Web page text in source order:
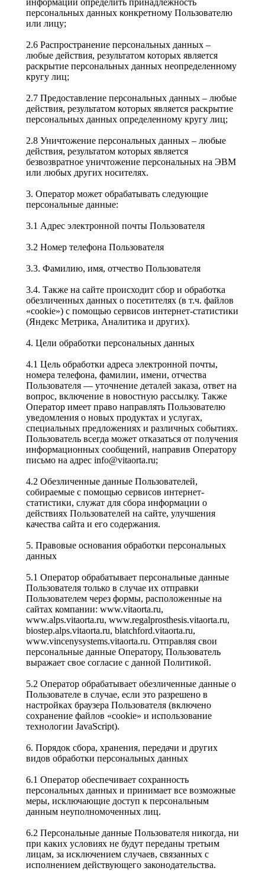
информации определить принадлежность
персональных данных конкретному Пользователю
или лицу;
2.6 Распространение персональных данных –
любые действия, результатом которых является
раскрытие персональных данных неопределенному
кругу лиц;
2.7 Предоставление персональных данных – любые
действия, результатом которых является раскрытие
персональных данных определенному кругу лиц;
2.8 Уничтожение персональных данных – любые
действия, результатом которых является
безвозвратное уничтожение персональных на ЭВМ
или любых других носителях.
3. Оператор может обрабатывать следующие
персональные данные:
3.1 Адрес электронной почты Пользователя
3.2 Номер телефона Пользователя
3.3. Фамилию, имя, отчество Пользователя
3.4. Также на сайте происходит сбор и обработка
обезличенных данных о посетителях (в т.ч. файлов
«cookie») с помощью сервисов интернет-статистики
(Яндекс Метрика, Аналитика и других).
4. Цели обработки персональных данных
4.1 Цель обработки адреса электронной почты,
номера телефона, фамилии, имени, отчества
Пользователя — уточнение деталей заказа, ответ на
вопрос, включение в новостную рассылку. Также
Оператор имеет право направлять Пользователю
уведомления о новых продуктах и услугах,
специальных предложениях и различных событиях.
Пользователь всегда может отказаться от получения
информационных сообщений, направив Оператору
письмо на адрес info@vitaorta.ru;
4.2 Обезличенные данные Пользователей,
собираемые с помощью сервисов интернет-
статистики, служат для сбора информации о
действиях Пользователей на сайте, улучшения
качества сайта и его содержания.
5. Правовые основания обработки персональных
данных
5.1 Оператор обрабатывает персональные данные
Пользователя только в случае их отправки
Пользователем через формы, расположенные на
сайтах компании: www.vitaorta.ru,
www.alps.vitaorta.ru, www.regalprosthesis.vitaorta.ru,
biostep.alps.vitaorta.ru, blatchford.vitaorta.ru,
www.vincenysystems.vitaorta.ru. Отправляя свои
персональные данные Оператору, Пользователь
выражает свое согласие с данной Политикой.
5.2 Оператор обрабатывает обезличенные данные о
Пользователе в случае, если это разрешено в
настройках браузера Пользователя (включено
сохранение файлов «cookie» и использование
технологии JavaScript).
6. Порядок сбора, хранения, передачи и других
видов обработки персональных данных
6.1 Оператор обеспечивает сохранность
персональных данных и принимает все возможные
меры, исключающие доступ к персональным
данным неуполномоченных лиц.
6.2 Персональные данные Пользователя никогда, ни
при каких условиях не будут переданы третьим
лицам, за исключением случаев, связанных с
исполнением действующего законодательства.